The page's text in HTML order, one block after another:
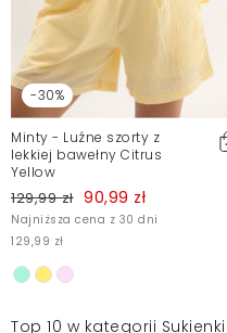
-30%
Minty - Luźne szorty z
lekkiej bawełny Citrus
Yellow
129,99 zł 90,99 zł
Najniższa cena z 30 dni
129,99 zł
Top 10 w kategorii Sukienki